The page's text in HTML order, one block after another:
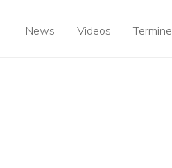
News Videos Termine